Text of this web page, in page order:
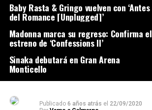
Baby Rasta & Gringo vuelven con ‘Antes
del Romance [Unplugged]’
Madonna marca su regreso: Confirma el
estreno de ‘Confessions II’
Sinaka debutará en Gran Arena
Monticello
Publicado 6 años atrás el 22/09/2020